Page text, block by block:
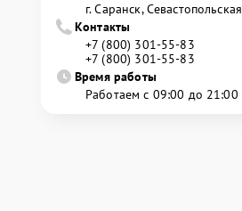
г. Саранск,
Контакты
+7 (800) 301-55-83
+7 (800) 301-55-83
Время работы
Работаем с 09:00 до 21:00